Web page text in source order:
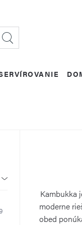
Kambukka
moderne
obed